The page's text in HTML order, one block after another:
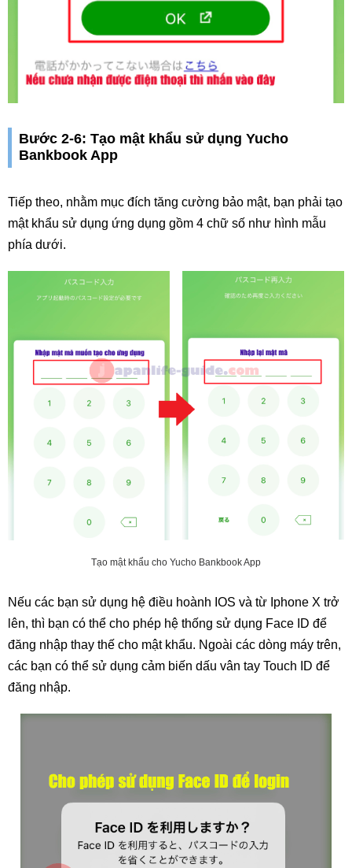
Bước 2-6: Tạo mật khẩu sử dụng Yucho
Bankbook App
Tiếp theo, nhằm mục đích tăng cường bảo mật, bạn phải tạo
mật khẩu sử dụng ứng dụng gồm 4 chữ số như hình mẫu
phía dưới.
Tạo mật khẩu cho Yucho Bankbook App
Nếu các bạn sử dụng hệ điều hoành IOS và từ Iphone X trở
lên, thì bạn có thể cho phép hệ thống sử dụng Face ID để
đăng nhập thay thế cho mật khẩu. Ngoài các dòng máy trên,
các bạn có thể sử dụng cảm biến dấu vân tay Touch ID để
đăng nhập.